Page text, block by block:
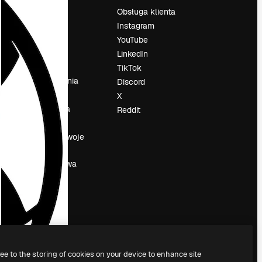
O nas
Reviews
Kariera
Trendy
wyszukiwania
Blog
Wydarzenia
Slidesgo
Sprzedaj swoje
Sala prasowa
Szukasz
magnific.ai
Obsługa klienta
Instagram
YouTube
LinkedIn
TikTok
Discord
X
Reddit
to the storing of cookies on your device to enhance site